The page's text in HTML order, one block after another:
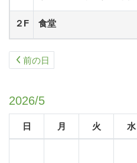
２F 食堂
前の日
2026/5
日 月 火 水